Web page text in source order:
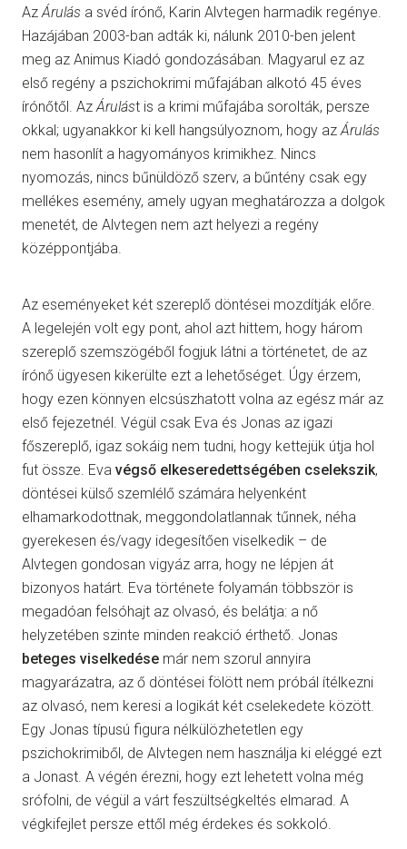
Az Árulás a svéd írónő, Karin Alvtegen harmadik regénye.
Hazájában 2003-ban adták ki, nálunk 2010-ben jelent
meg az Animus Kiadó gondozásában. Magyarul ez az
első regény a pszichokrimi műfajában alkotó 45 éves
írónőtől. Az Árulást is a krimi műfajába sorolták, persze
okkal; ugyanakkor ki kell hangsúlyoznom, hogy az Árulás
nem hasonlít a hagyományos krimikhez. Nincs
nyomozás, nincs bűnüldöző szerv, a bűntény csak egy
mellékes esemény, amely ugyan meghatározza a dolgok
menetét, de Alvtegen nem azt helyezi a regény
középpontjába.
Az eseményeket két szereplő döntései mozdítják előre.
A legelején volt egy pont, ahol azt hittem, hogy három
szereplő szemszögéből fogjuk látni a történetet, de az
írónő ügyesen kikerülte ezt a lehetőséget. Úgy érzem,
hogy ezen könnyen elcsúszhatott volna az egész már az
első fejezetnél. Végül csak Eva és Jonas az igazi
főszereplő, igaz sokáig nem tudni, hogy kettejük útja hol
fut össze. Eva végső elkeseredettségében cselekszik,
döntései külső szemlélő számára helyenként
elhamarkodottnak, meggondolatlannak tűnnek, néha
gyerekesen és/vagy idegesítően viselkedik – de
Alvtegen gondosan vigyáz arra, hogy ne lépjen át
bizonyos határt. Eva története folyamán többször is
megadóan felsóhajt az olvasó, és belátja: a nő
helyzetében szinte minden reakció érthető. Jonas
beteges viselkedése már nem szorul annyira
magyarázatra, az ő döntései fölött nem próbál ítélkezni
az olvasó, nem keresi a logikát két cselekedete között.
Egy Jonas típusú figura nélkülözhetetlen egy
pszichokrimiből, de Alvtegen nem használja ki eléggé ezt
a Jonast. A végén érezni, hogy ezt lehetett volna még
srófolni, de végül a várt feszültségkeltés elmarad. A
végkifejlet persze ettől még érdekes és sokkoló.